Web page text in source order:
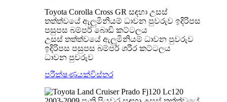
Toyota Corolla Cross GR සඳහා උසස්
තත්ත්වයේ ඇලුමිනියම් ධාවන පුවරුව ඉදිරිපස
පසුපස බම්පර් බොඩි කට්ටලය
උසස් තත්ත්වයේ ඇලුමිනියම් ධාවන පුවරුව
ඉදිරිපස පසුපස බම්පර් ශරීර කට්ටලය
ධාවන පුවරුව
පරීක්ෂණයක්විස්තර